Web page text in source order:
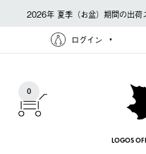
2026年 夏季（お盆）期間の出荷
ログイン
0
LOGOS